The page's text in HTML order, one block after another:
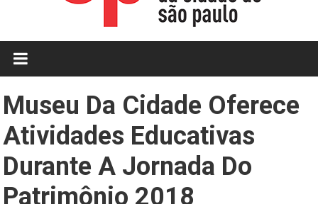
MCSP
Museu
da
Cidade
de
Museu Da Cidade Oferece
Atividades Educativas
Durante A Jornada Do
Patrimônio 2018